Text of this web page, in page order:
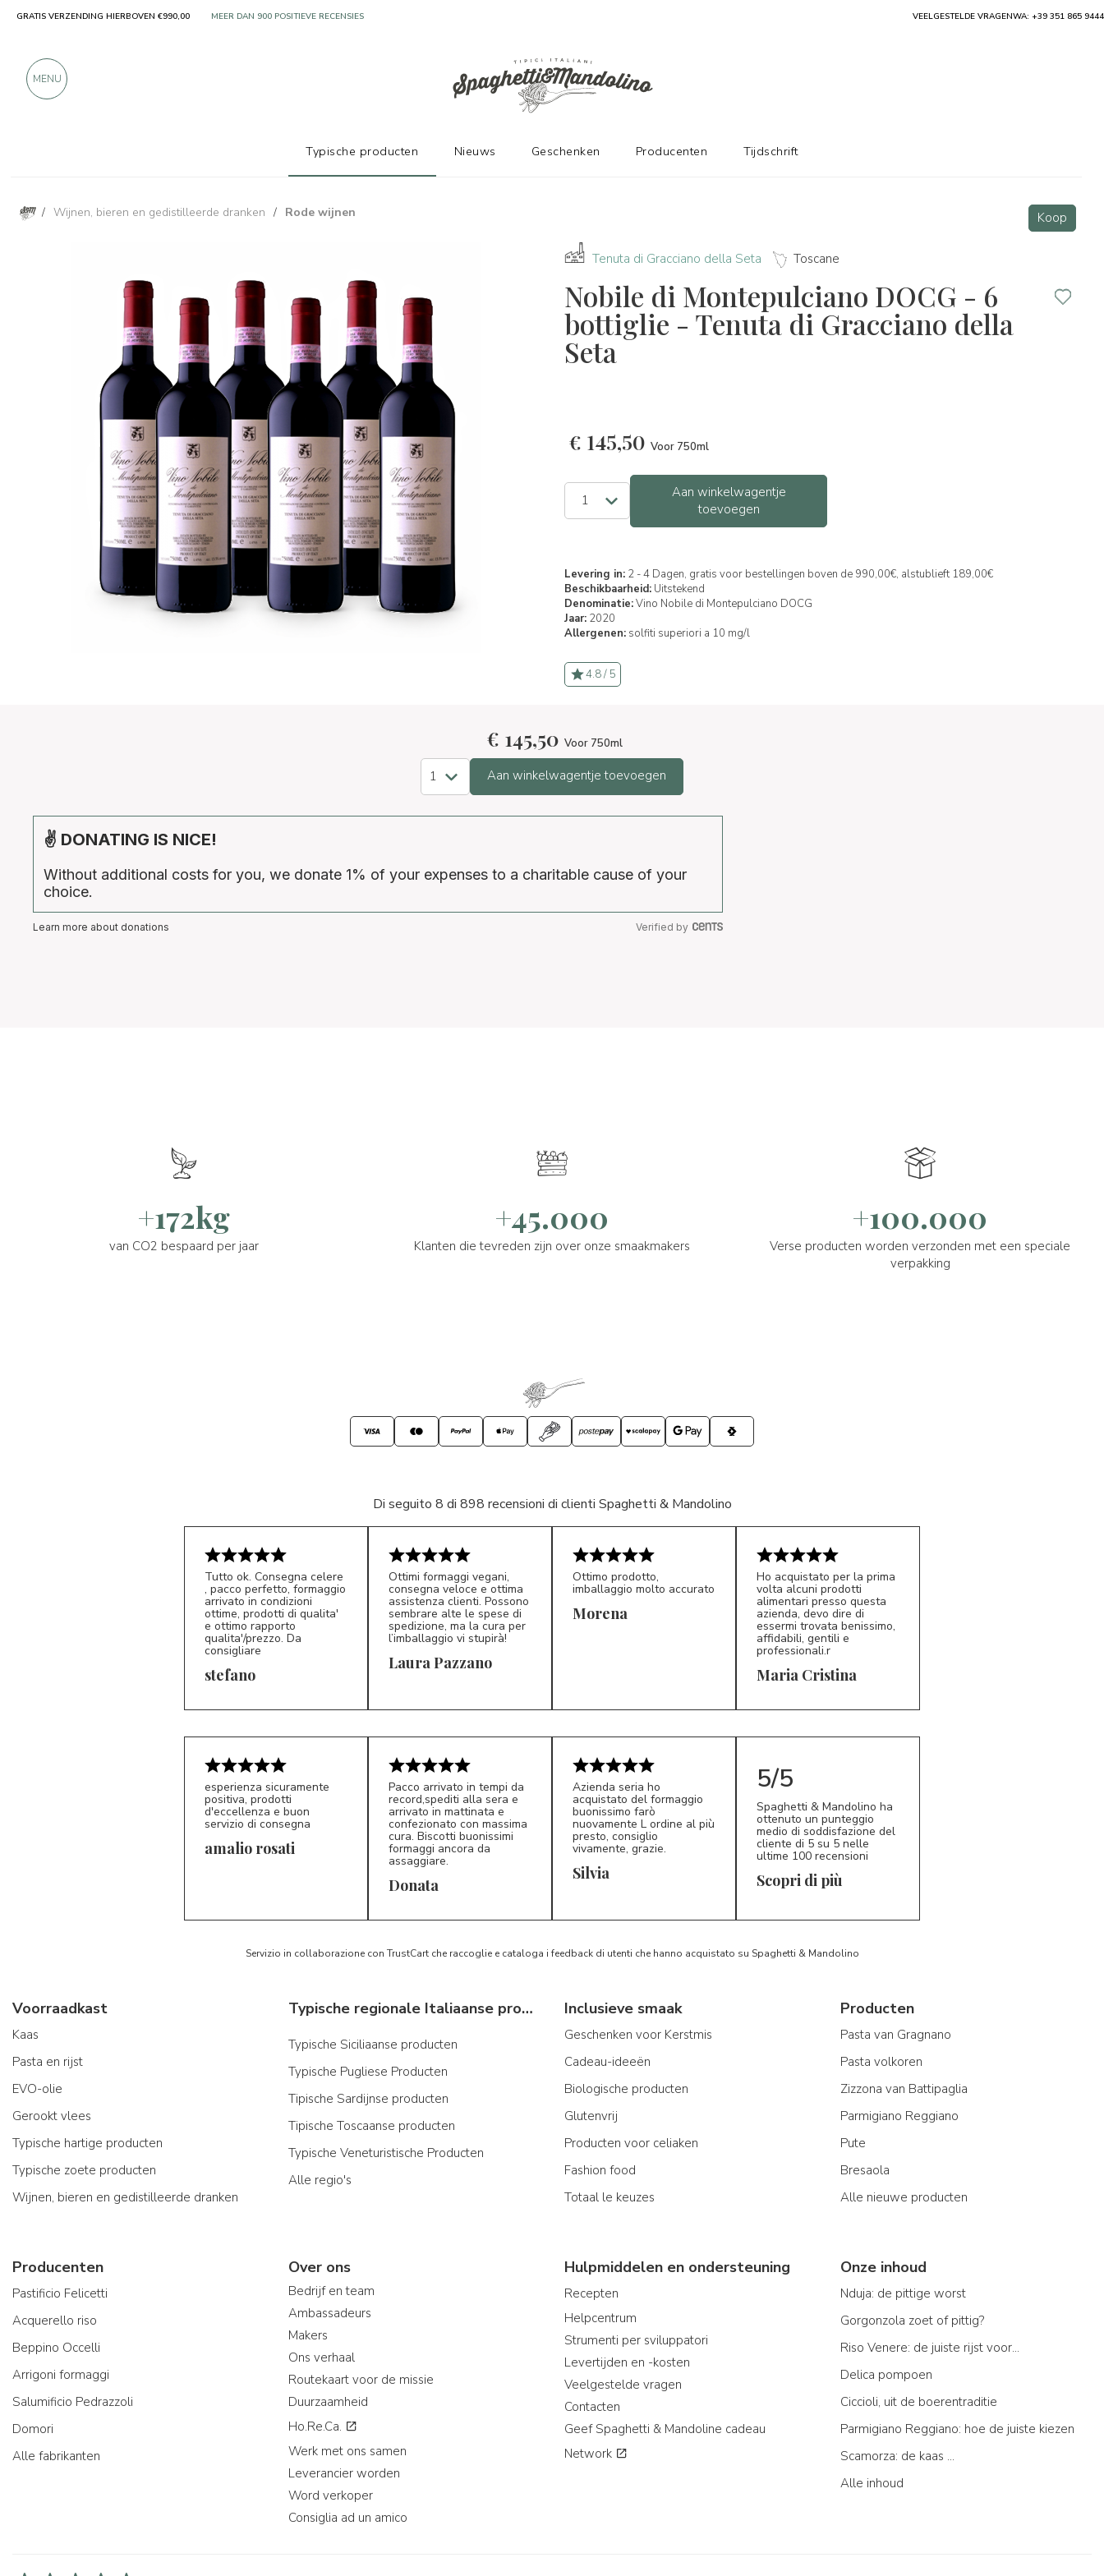
/ Wijnen, bieren en gedistilleerde dranken / Rode wijnen Koop
Tenuta di Gracciano della Seta Toscane
Nobile di Montepulciano DOCG - 6
bottiglie - Tenuta di Gracciano della
Seta
€ 145,50 Voor 750ml
Aan winkelwagentje
toevoegen
Levering in: 2 - 4 Dagen, gratis voor bestellingen boven de 990,00€, alstublieft 189,00€
Beschikbaarheid: Uitstekend
Denominatie:Vino Nobile di Montepulciano DOCG
Jaar: 2020
Allergenen: solfiti superiori a 10 mg/l
4.8 / 5
€ 145,50 Voor 750ml
Aan winkelwagentje toevoegen
✌ DONATING IS NICE!
Without additional costs for you, we donate 1% of your expenses to a charitable cause of your
choice.
Learn more about donations Verified by
+172kg
van CO2 bespaard per jaar
+45.000
Klanten die tevreden zijn over onze smaakmakers
+100.000
Verse producten worden verzonden met een speciale
verpakking
Di seguito 8 di 898 recensioni di clienti Spaghetti & Mandolino
S*
Tutto ok. Consegna celere
, pacco perfetto, formaggio
arrivato in condizioni
ottime, prodotti di qualita'
e ottimo rapporto
qualita'/prezzo. Da
consigliare
stefano LP 5/5
Ottimi formaggi vegani,
consegna veloce e ottima
assistenza clienti. Possono
sembrare alte le spese di
spedizione, ma la cura per
l’imballaggio vi stupirà!
Laura Pazzano
Ottimo prodotto,
imballaggio molto accurato
Morena
MC 5/5
Ho acquistato per la prima
volta alcuni prodotti
alimentari presso questa
azienda, devo dire di
essermi trovata benissimo,
affidabili, gentili e
professionali.r
Maria Cristina
esperienza sicuramente
positiva, prodotti
d'eccellenza e buon
servizio di consegna
amalio rosati
D*
Pacco arrivato in tempi da
record,spediti alla sera e
arrivato in mattinata e
confezionato con massima
cura. Biscotti buonissimi
formaggi ancora da
assaggiare.
Donata S*
Azienda seria ho
acquistato del formaggio
buonissimo farò
nuovamente L ordine al più
presto, consiglio
vivamente, grazie.
Silvia
5/5
Spaghetti & Mandolino ha
ottenuto un punteggio
medio di soddisfazione del
cliente di 5 su 5 nelle
ultime 100 recensioni
Scopri di più
Servizio in collaborazione con TrustCart che raccoglie e cataloga i feedback di utenti che hanno acquistato su Spaghetti & Mandolino
Voorraadkast
Kaas
Pasta en rijst
EVO-olie
Gerookt vlees
Typische hartige producten
Typische zoete producten
Wijnen, bieren en gedistilleerde dranken
Typische regionale Italiaanse producten
Typische Siciliaanse producten
Typische Pugliese Producten
Tipische Sardijnse producten
Tipische Toscaanse producten
Typische Veneturistische Producten
Alle regio's
Inclusieve smaak
Geschenken voor Kerstmis
Cadeau-ideeën
Biologische producten
Glutenvrij
Producten voor celiaken
Fashion food
Totaal le keuzes
Producten
Pasta van Gragnano
Pasta volkoren
Zizzona van Battipaglia
Parmigiano Reggiano
Pute
Bresaola
Alle nieuwe producten
Producenten
Pastificio Felicetti
Acquerello riso
Beppino Occelli
Arrigoni formaggi
Salumificio Pedrazzoli
Domori
Alle fabrikanten
Over ons
Bedrijf en team
Ambassadeurs
Makers
Ons verhaal
Routekaart voor de missie
Duurzaamheid
Ho.Re.Ca.
Werk met ons samen
Leverancier worden
Word verkoper
Consiglia ad un amico
Hulpmiddelen en ondersteuning
Recepten
Helpcentrum
Strumenti per sviluppatori
Levertijden en -kosten
Veelgestelde vragen
Contacten
Geef Spaghetti & Mandoline cadeau
Network
Onze inhoud
Nduja: de pittige worst
Gorgonzola zoet of pittig?
Riso Venere: de juiste rijst voor...
Delica pompoen
Ciccioli, uit de boerentraditie
Parmigiano Reggiano: hoe de juiste kiezen
Scamorza: de kaas ...
Alle inhoud
GRATIS VERZENDING HIERBOVEN €990,00 ALLEEN PRODUCTEN VAN UITSTEKENDE FABRIKANTEN VEELGESTELDE VRAGENWA: +39 351 865 9444
MENU
Typische producten Nieuws Geschenken Producenten Tijdschrift